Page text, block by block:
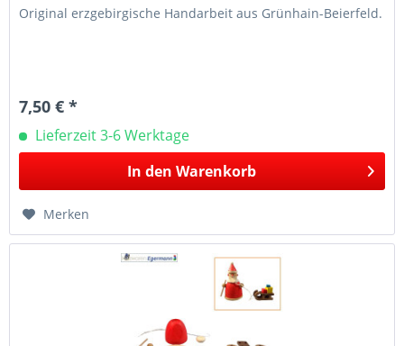
Original erzgebirgische Handarbeit aus Grünhain-Beierfeld.
7,50 € *
Lieferzeit 3-6 Werktage
In den Warenkorb
Merken